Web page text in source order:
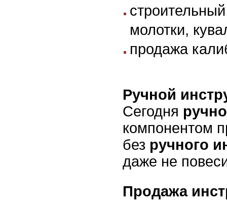
молотки,
продажа
Ручной
Сегодня
компонентом
без ручного
даже не
Продажа